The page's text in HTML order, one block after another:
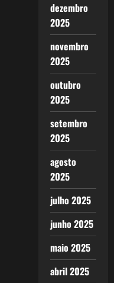
dezembro
2025
novembro
2025
outubro
2025
setembro
2025
agosto
2025
julho 2025
junho 2025
maio 2025
abril 2025